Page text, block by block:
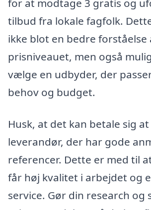
for at modtage 3 gratis og
tilbud fra lokale fagfolk.
ikke blot en bedre forståelse
prisniveauet, men også
vælge en udbyder, der
behov og budget.
Husk, at det kan betale sig
leverandør, der har gode
referencer. Dette er med til
får høj kvalitet i arbejdet og
service. Gør din research og